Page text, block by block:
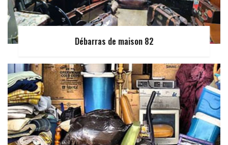
Débarras de maison 82